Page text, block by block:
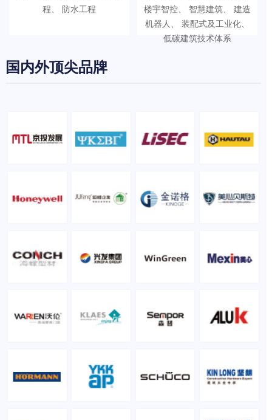
程、 防水工程
楼宇智控、 智慧建筑、 建造
机器人、 装配式及工业化、
低碳建筑技术体系
国内外顶尖品牌